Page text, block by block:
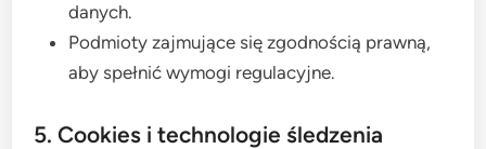
danych.
Podmioty zajmujące się zgodnością prawną,
aby spełnić wymogi regulacyjne.
5. Cookies i technologie śledzenia